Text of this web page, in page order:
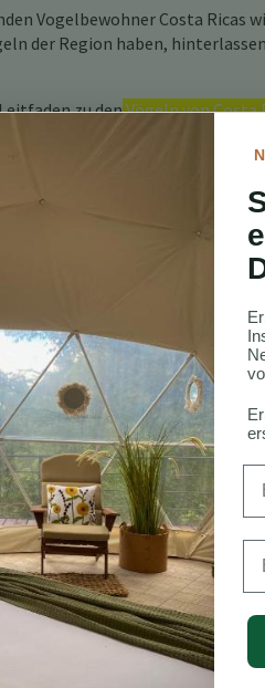
Vogelbewohner Costa Ricas
der Region haben,
zu denVögeln von Costa
CFA